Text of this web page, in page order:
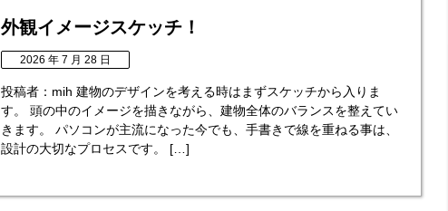
外観イメージスケッチ！
2026 年 7 月 28 日
投稿者：mih 建物のデザインを考える時はまずスケッチから入りま
す。 頭の中のイメージを描きながら、建物全体のバランスを整えてい
きます。 パソコンが主流になった今でも、手書きで線を重ねる事は、
設計の大切なプロセスです。 […]